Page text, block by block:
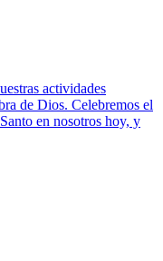
actividades
de Dios. Celebremos el
en nosotros hoy, y